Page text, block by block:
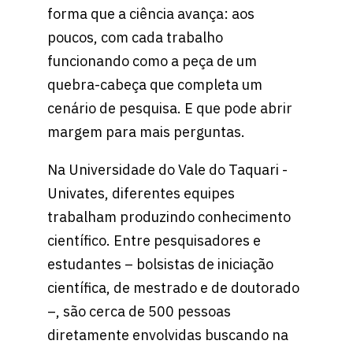
forma que a ciência avança: aos
poucos, com cada trabalho
funcionando como a peça de um
quebra-cabeça que completa um
cenário de pesquisa. E que pode abrir
margem para mais perguntas.
Na Universidade do Vale do Taquari -
Univates, diferentes equipes
trabalham produzindo conhecimento
científico. Entre pesquisadores e
estudantes – bolsistas de iniciação
científica, de mestrado e de doutorado
–, são cerca de 500 pessoas
diretamente envolvidas buscando na